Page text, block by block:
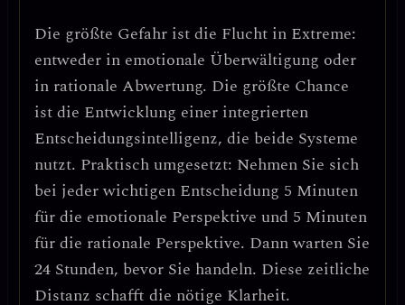
Die größte Gefahr ist die Flucht in Extreme:
entweder in emotionale Überwältigung oder
in rationale Abwertung. Die größte Chance
ist die Entwicklung einer integrierten
Entscheidungsintelligenz, die beide Systeme
nutzt. Praktisch umgesetzt: Nehmen Sie sich
bei jeder wichtigen Entscheidung 5 Minuten
für die emotionale Perspektive und 5 Minuten
für die rationale Perspektive. Dann warten Sie
24 Stunden, bevor Sie handeln. Diese zeitliche
Distanz schafft die nötige Klarheit.